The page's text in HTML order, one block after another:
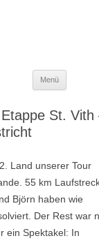
Menü
St. Vith
Land unserer Tour
55 km
Björn haben wie
Der Rest war
ein Spektakel: In